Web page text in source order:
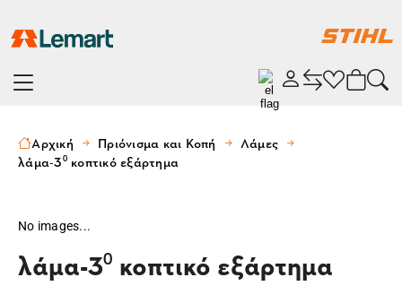
Αρχική Πριόνισμα και Κοπή
Λάμες
λάμα-3⁰ κοπτικό εξάρτημα
No images...
λάμα-3⁰ κοπτικό εξάρτημα